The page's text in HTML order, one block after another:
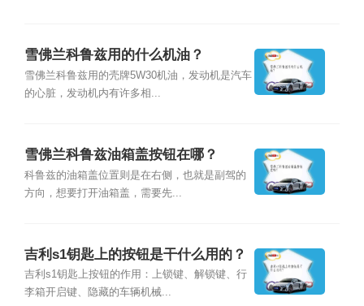
雪佛兰科鲁兹用的什么机油？
雪佛兰科鲁兹用的壳牌5W30机油，发动机是汽车
的心脏，发动机内有许多相...
雪佛兰科鲁兹油箱盖按钮在哪？
科鲁兹的油箱盖位置则是在右侧，也就是副驾的
方向，想要打开油箱盖，需要先...
吉利s1钥匙上的按钮是干什么用的？
吉利s1钥匙上按钮的作用：上锁键、解锁键、行
李箱开启键、隐藏的车辆机械...